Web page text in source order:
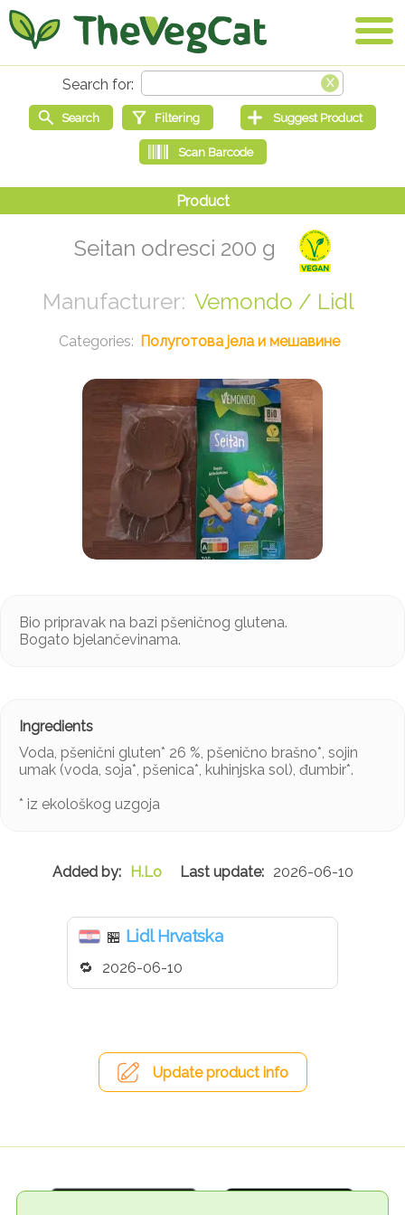
Seitan odresci 200 g
Vemondo / Lidl
Полуготова јела и мешавине
Bio pripravak na bazi pšeničnog glutena.
Bogato bjelančevinama.
Voda, pšenični gluten* 26 %, pšenično brašno*, sojin
umak (voda, soja*, pšenica*, kuhinjska sol), đumbir*.
* iz ekološkog uzgoja
H.Lo 2026-06-10
🏪 Lidl Hrvatska
2026-06-10
Update product info